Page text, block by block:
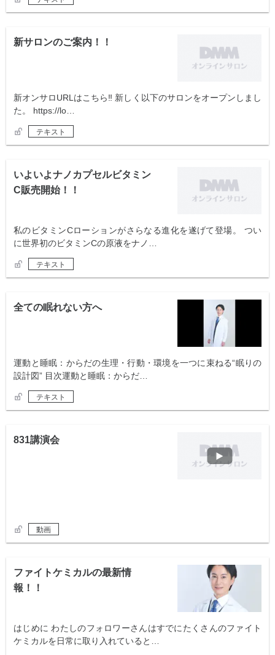
新サロンのご案内！！
新オンサロURLはこちら‼️ 新しく以下のサロンをオープンしまし
た。 https://lo…
テキスト
いよいよナノカプセルビタミン
C販売開始！！
私のビタミンCローションがさらなる進化を遂げて登場。 つい
に世界初のビタミンCの原液をナノ…
テキスト
全ての眠れない方へ
運動と睡眠：からだの生理・行動・環境を一つに束ねる“眠りの
設計図” 目次運動と睡眠：からだ…
テキスト
831講演会
動画
ファイトケミカルの最新情
報！！
はじめに わたしのフォロワーさんはすでにたくさんのファイト
ケミカルを日常に取り入れていると…